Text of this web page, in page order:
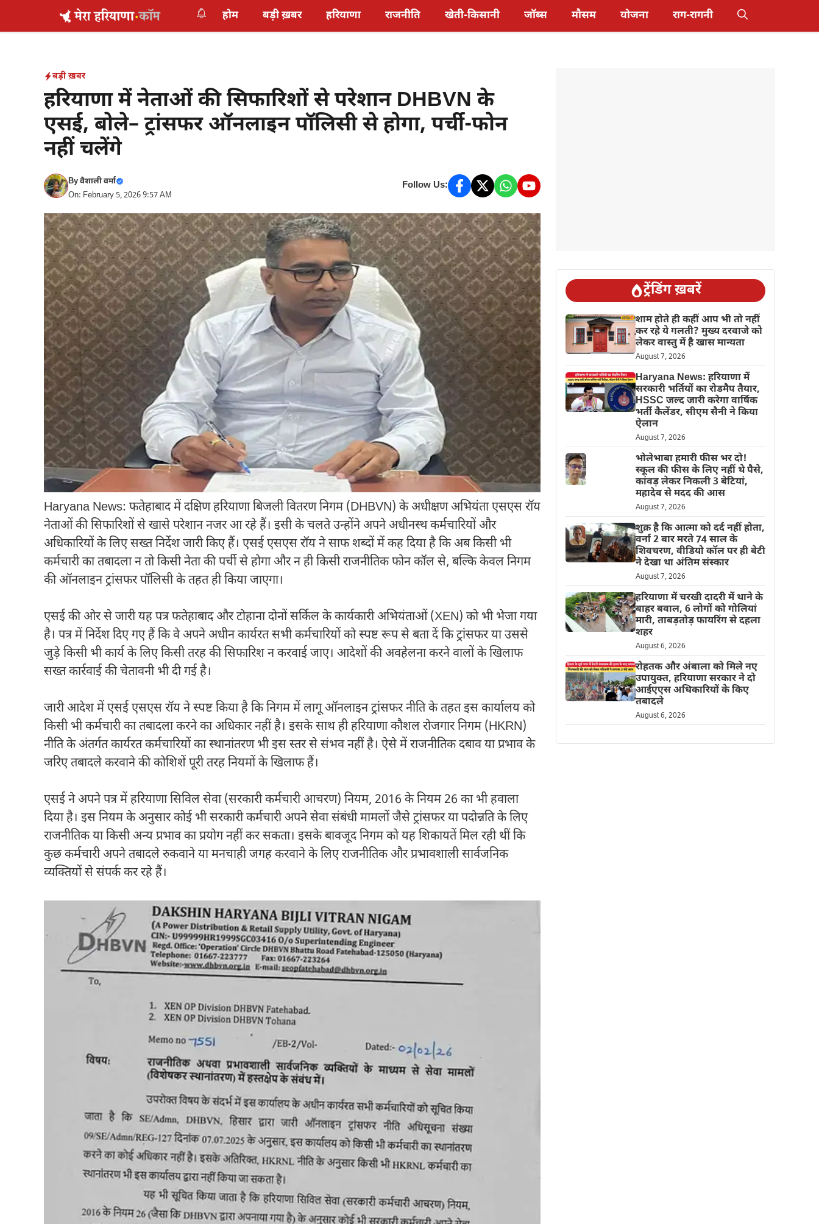
होम बड़ी ख़बर हरियाणा राजनीति खेती-किसानी जॉब्स मौसम योजना राग-रागनी
बड़ी ख़बर
हरियाणा में नेताओं की सिफारिशों से परेशान DHBVN के
एसई, बोले– ट्रांसफर ऑनलाइन पॉलिसी से होगा, पर्ची-फोन
नहीं चलेंगे
Byवैशाली वर्मा
On: February 5, 2026 9:57 AM
Follow Us:
Haryana News: फतेहाबाद में दक्षिण हरियाणा बिजली वितरण निगम (DHBVN) के अधीक्षण अभियंता एसएस रॉय
नेताओं की सिफारिशों से खासे परेशान नजर आ रहे हैं। इसी के चलते उन्होंने अपने अधीनस्थ कर्मचारियों और
अधिकारियों के लिए सख्त निर्देश जारी किए हैं। एसई एसएस रॉय ने साफ शब्दों में कह दिया है कि अब किसी भी
कर्मचारी का तबादला न तो किसी नेता की पर्ची से होगा और न ही किसी राजनीतिक फोन कॉल से, बल्कि केवल निगम
की ऑनलाइन ट्रांसफर पॉलिसी के तहत ही किया जाएगा।
एसई की ओर से जारी यह पत्र फतेहाबाद और टोहाना दोनों सर्किल के कार्यकारी अभियंताओं (XEN) को भी भेजा गया
है। पत्र में निर्देश दिए गए हैं कि वे अपने अधीन कार्यरत सभी कर्मचारियों को स्पष्ट रूप से बता दें कि ट्रांसफर या उससे
जुड़े किसी भी कार्य के लिए किसी तरह की सिफारिश न करवाई जाए। आदेशों की अवहेलना करने वालों के खिलाफ
सख्त कार्रवाई की चेतावनी भी दी गई है।
जारी आदेश में एसई एसएस रॉय ने स्पष्ट किया है कि निगम में लागू ऑनलाइन ट्रांसफर नीति के तहत इस कार्यालय को
किसी भी कर्मचारी का तबादला करने का अधिकार नहीं है। इसके साथ ही हरियाणा कौशल रोजगार निगम (HKRN)
नीति के अंतर्गत कार्यरत कर्मचारियों का स्थानांतरण भी इस स्तर से संभव नहीं है। ऐसे में राजनीतिक दबाव या प्रभाव के
जरिए तबादले करवाने की कोशिशें पूरी तरह नियमों के खिलाफ हैं।
एसई ने अपने पत्र में हरियाणा सिविल सेवा (सरकारी कर्मचारी आचरण) नियम, 2016 के नियम 26 का भी हवाला
दिया है। इस नियम के अनुसार कोई भी सरकारी कर्मचारी अपने सेवा संबंधी मामलों जैसे ट्रांसफर या पदोन्नति के लिए
राजनीतिक या किसी अन्य प्रभाव का प्रयोग नहीं कर सकता। इसके बावजूद निगम को यह शिकायतें मिल रही थीं कि
कुछ कर्मचारी अपने तबादले रुकवाने या मनचाही जगह करवाने के लिए राजनीतिक और प्रभावशाली सार्वजनिक
व्यक्तियों से संपर्क कर रहे हैं।
ट्रेंडिंग ख़बरें
शाम होते ही कहीं आप भी तो नहीं
कर रहे ये गलती? मुख्य दरवाजे को
लेकर वास्तु में है खास मान्यता
August 7, 2026
Haryana News: हरियाणा में
सरकारी भर्तियों का रोडमैप तैयार,
HSSC जल्द जारी करेगा वार्षिक
भर्ती कैलेंडर, सीएम सैनी ने किया
ऐलान
August 7, 2026
भोलेभाबा हमारी फीस भर दो!
स्कूल की फीस के लिए नहीं थे पैसे,
कांवड़ लेकर निकली 3 बेटियां,
महादेव से मदद की आस
August 7, 2026
शुक्र है कि आत्मा को दर्द नहीं होता,
वर्ना 2 बार मरते 74 साल के
शिवचरण, वीडियो कॉल पर ही बेटी
ने देखा था अंतिम संस्कार
August 7, 2026
हरियाणा में चरखी दादरी में थाने के
बाहर बवाल, 6 लोगों को गोलियां
मारी, ताबड़तोड़ फायरिंग से दहला
शहर
August 6, 2026
रोहतक और अंबाला को मिले नए
उपायुक्त, हरियाणा सरकार ने दो
आईएएस अधिकारियों के किए
तबादले
August 6, 2026